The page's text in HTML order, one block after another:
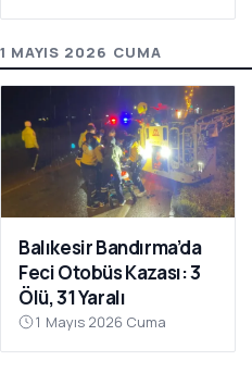
1 MAYIS 2026 CUMA
Balıkesir Bandırma’da
Feci Otobüs Kazası: 3
Ölü, 31 Yaralı
1 Mayıs 2026 Cuma